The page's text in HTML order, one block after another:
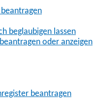
beantragen
beglaubigen lassen
oder anzeigen
beantragen